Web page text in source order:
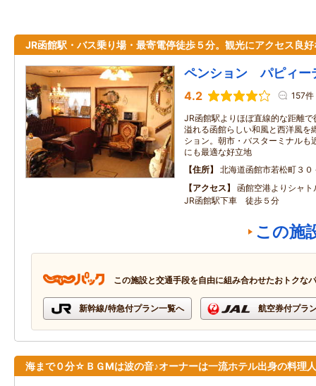
JR函館駅・バス乗り場・最寄電停徒歩５分。観光にアクセス良
ペンション パピィー
4.2 157件
JR函館駅よりほぼ直線的な距離
溢れる函館らしい和風と西洋風を
ション。朝市・バスターミナルも
にも最適な好立地
住所
北海道函館市若松町３０
アクセス
函館空港よりシャ
JR函館駅下車 徒歩５分
この施
この施設と交通手段を自由に組み合わせたおトクな
新幹線/特急付プラン一覧へ 航空券付プラ
海まで０分☆ＢＧМは波の音♪オーナーは一流ホテル出身の料理